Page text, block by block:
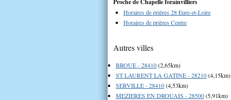
Horaires de prières 28 Eure-et-Loire
Horaires de prières Centre
Autres villes
BROUE - 28410(2,65km)
ST LAURENT LA GATINE - 28210(4,15km)
SERVILLE - 28410(4,53km)
MEZIERES EN DROUAIS - 28500(5,91km)